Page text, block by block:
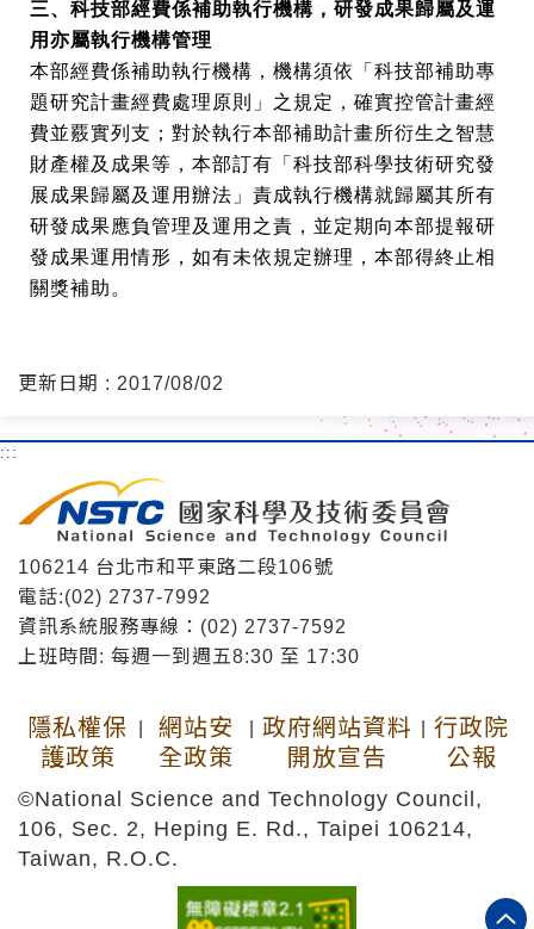
三、科技部經費係補助執行機構，研發成果歸屬及運
用亦屬執行機構管理
本部經費係補助執行機構，機構須依「科技部補助專
題研究計畫經費處理原則」之規定，確實控管計畫經
費並覈實列支；對於執行本部補助計畫所衍生之智慧
財產權及成果等，本部訂有「科技部科學技術研究發
展成果歸屬及運用辦法」責成執行機構就歸屬其所有
研發成果應負管理及運用之責，並定期向本部提報研
發成果運用情形，如有未依規定辦理，本部得終止相
關獎補助。
更新日期 : 2017/08/02
:::
106214 台北市和平東路二段106號
電話:(02) 2737-7992
資訊系統服務專線：(02) 2737-7592
上班時間: 每週一到週五8:30 至 17:30
隱私權保
護政策
網站安
全政策
政府網站資料
開放宣告
行政院
公報
©National Science and Technology Council,
106, Sec. 2, Heping E. Rd., Taipei 106214,
Taiwan, R.O.C.